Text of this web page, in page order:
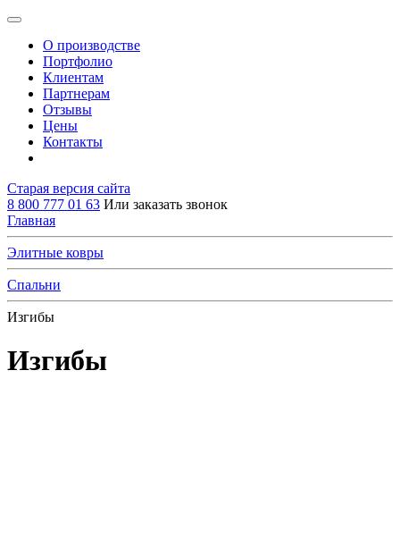
О производстве
Портфолио
Клиентам
Партнерам
Отзывы
Цены
Контакты
Старая версия сайта
8 800 777 01 63 Или заказать звонок
Главная
Элитные ковры
Спальни
Изгибы
Изгибы